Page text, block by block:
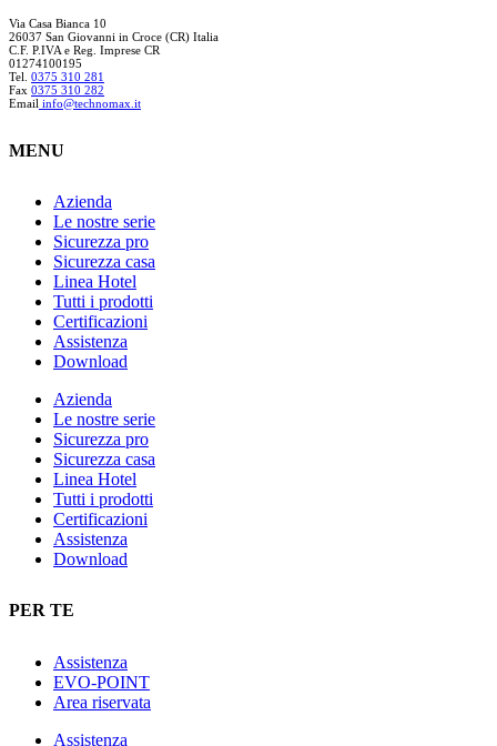
Via Casa Bianca 10
26037 San Giovanni in Croce (CR) Italia
C.F. P.IVA e Reg. Imprese CR
01274100195
Tel. 0375 310 281
Fax 0375 310 282
Email info@technomax.it
MENU
Azienda
Le nostre serie
Sicurezza pro
Sicurezza casa
Linea Hotel
Tutti i prodotti
Certificazioni
Assistenza
Download
Azienda
Le nostre serie
Sicurezza pro
Sicurezza casa
Linea Hotel
Tutti i prodotti
Certificazioni
Assistenza
Download
PER TE
Assistenza
EVO-POINT
Area riservata
Assistenza